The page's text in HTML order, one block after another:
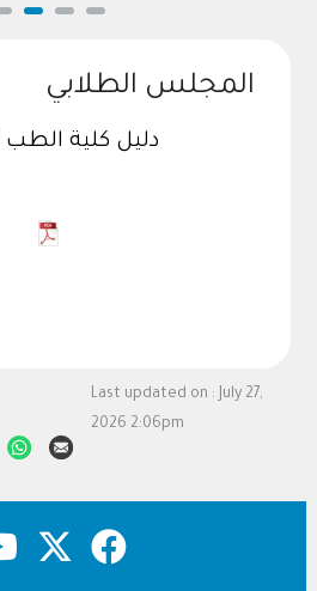
المجلس الطلابي
دليل كلية الطب
Last updated on : July 27,
2026 2:06pm